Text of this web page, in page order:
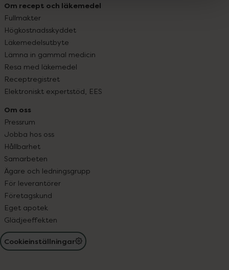
Om recept och läkemedel
Fullmakter
Högkostnadsskyddet
Läkemedelsutbyte
Lämna in gammal medicin
Resa med läkemedel
Receptregistret
Elektroniskt expertstöd, EES
Om oss
Pressrum
Jobba hos oss
Hållbarhet
Samarbeten
Ägare och ledningsgrupp
För leverantörer
Företagskund
Eget apotek
Glädjeeffekten
Cookieinställningar